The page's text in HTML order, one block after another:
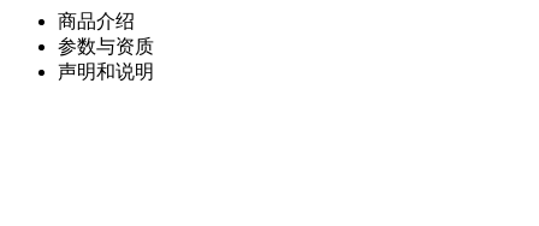
商品介绍
参数与资质
声明和说明